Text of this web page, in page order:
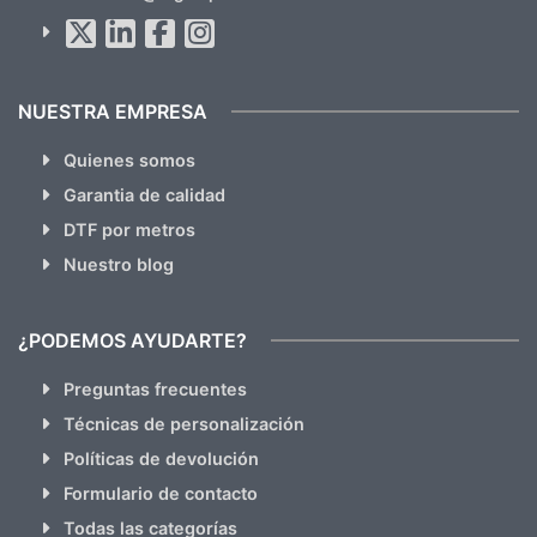
hacemos Spam)
NUESTRA EMPRESA
Quienes somos
Garantia de calidad
DTF por metros
Nuestro blog
¿PODEMOS AYUDARTE?
Preguntas frecuentes
Técnicas de personalización
Políticas de devolución
Formulario de contacto
Todas las categorías